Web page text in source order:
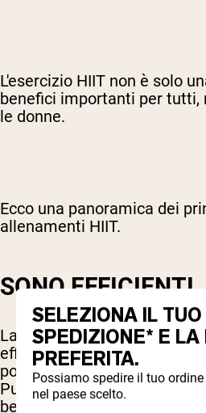
L'esercizio HIIT non è solo
benefici importanti per tutti,
le donne.
Ecco una panoramica dei
allenamenti HIIT.
SONO EFFICIENTI
La parte migliore degli
efficienza. Sono progettati
pompare il cuore e bruciare
Puoi fare un allenamento di
benefici simili a una
SELEZIONA IL
SPEDIZIONE* E LA
PREFERITA.
Possiamo spedire il tuo
nel paese scelto.